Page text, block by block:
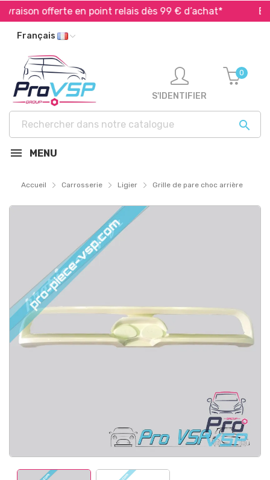
offerte en point relais dès 99 € d’achat*
Français

S'IDENTIFIER
0
MENU
Accueil Carrosserie Ligier Grille de pare choc arrière